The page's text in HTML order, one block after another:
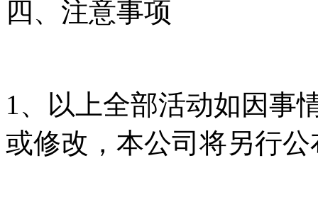
四、注意事项
1、以上全部活动如因事
或修改，本公司将另行